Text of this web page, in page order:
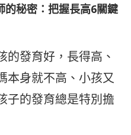
的秘密：把握長高6關鍵
的發育好，長得高、
本身就不高、小孩又
子的發育總是特別擔